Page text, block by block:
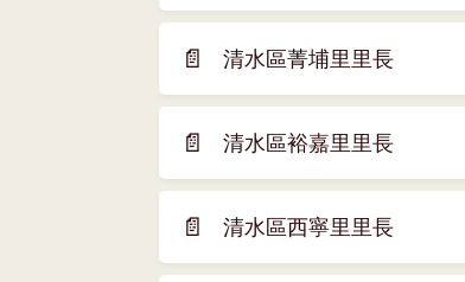
窗)
開
新
視
窗)
📄 清水區菁埔里里長
(另
開
新
視
窗)
📄 清水區裕嘉里里長
(另
開
新
視
窗)
📄 清水區西寧里里長
(另
開